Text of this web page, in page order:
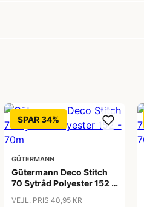
SPAR 34%
GÜTERMANN
Gütermann Deco Stitch
70 Sytråd Polyester 152 -
VEJL. PRIS 40,95 KR